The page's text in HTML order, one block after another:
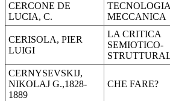
CERCONE DE
LUCIA, C.
TECNOLOGIA
MECCANICA
CERISOLA, PIER
LUIGI
LA CRITICA
SEMIOTICO-
CERNYSEVSKIJ,
NIKOLAJ G.,1828-
1889
CHE FARE?